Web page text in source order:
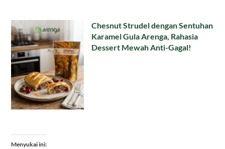
Chesnut Strudel dengan Sentuhan
Karamel Gula Arenga, Rahasia
Dessert Mewah Anti-Gagal!
Menyukai ini: